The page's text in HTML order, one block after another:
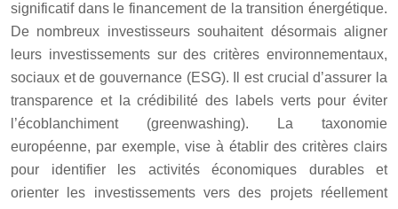
significatif dans le financement de la transition énergétique.
De nombreux investisseurs souhaitent désormais aligner
leurs investissements sur des critères environnementaux,
sociaux et de gouvernance (ESG). Il est crucial d’assurer la
transparence et la crédibilité des labels verts pour éviter
l’écoblanchiment (greenwashing). La taxonomie
européenne, par exemple, vise à établir des critères clairs
pour identifier les activités économiques durables et
orienter les investissements vers des projets réellement